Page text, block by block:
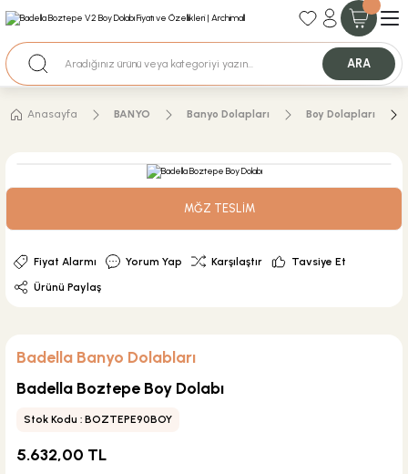
35+ Yıllık Tecrübe
Nakit Ödemeli Özel Fiyatlar için Bizden Teklif Alabilirsiniz.
ARA
Anasayfa BANYO Banyo Dolapları Boy Dolapları
MĞZ TESLİM
Fiyat Alarmı Yorum Yap Karşılaştır
Tavsiye Et
Ürünü Paylaş
Badella Banyo Dolabları
Badella Boztepe Boy Dolabı
Stok Kodu : BOZTEPE90BOY
5.632,00 TL